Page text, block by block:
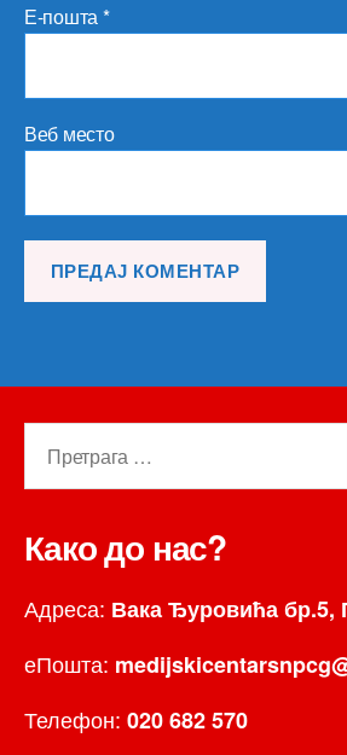
Е-пошта*
Веб место
Како до нас?
Адреса: Вака Ђуровића бр.5,
еПошта:
Телефон: 020 682 570